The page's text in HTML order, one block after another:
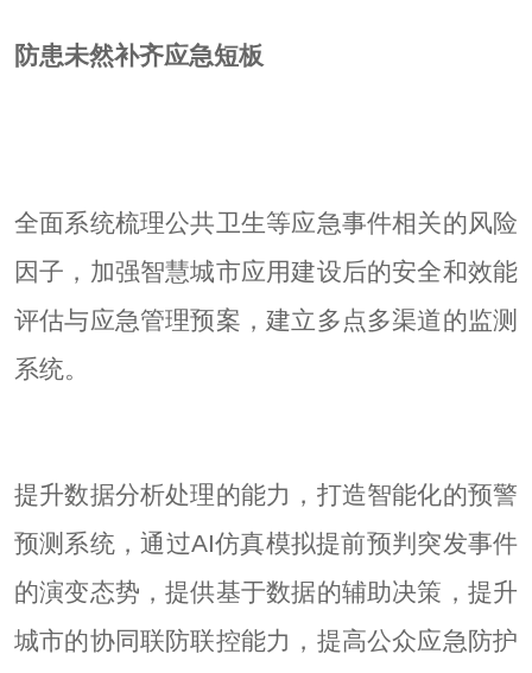
防患未然补齐应急短板
全面系统梳理公共卫生等应急事件相关的风险
因子，加强智慧城市应用建设后的安全和效能
评估与应急管理预案，建立多点多渠道的监测
系统。
提升数据分析处理的能力，打造智能化的预警
预测系统，通过AI仿真模拟提前预判突发事件
的演变态势，提供基于数据的辅助决策，提升
城市的协同联防联控能力，提高公众应急防护